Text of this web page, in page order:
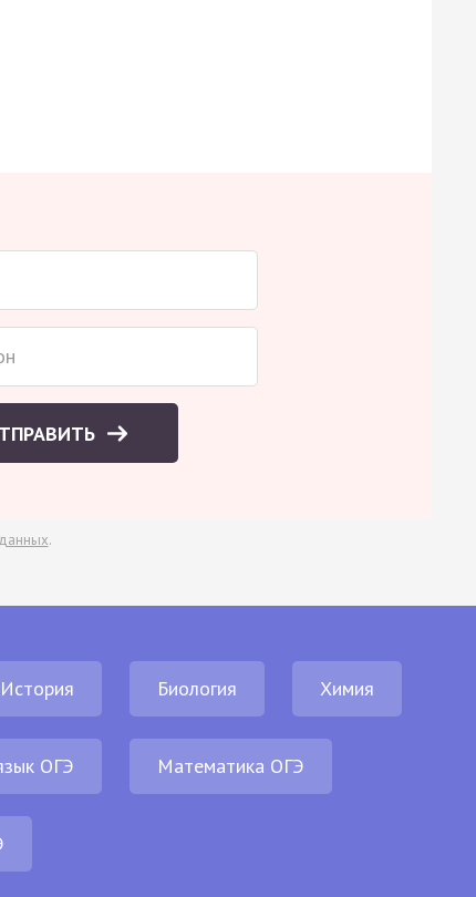
.
История Биология Химия
ОГЭ Математика ОГЭ